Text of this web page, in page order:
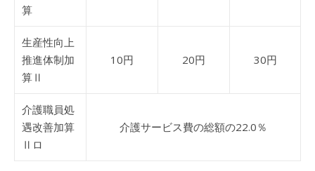
算
生産性向上
推進体制加
算Ⅱ
10円 20円 30円
介護職員処
遇改善加算
Ⅱロ
介護サービス費の総額の22.0％